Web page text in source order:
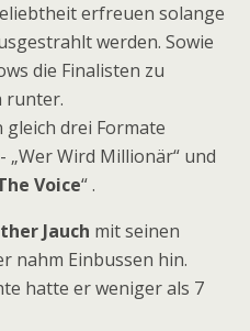
erfreuen solange
werden. Sowie
die Finalisten zu
runter.
drei Formate
„Wer Wird Millionär“ und
Voice“ .
Jauch mit seinen
nahm Einbussen hin.
hatte er weniger als 7